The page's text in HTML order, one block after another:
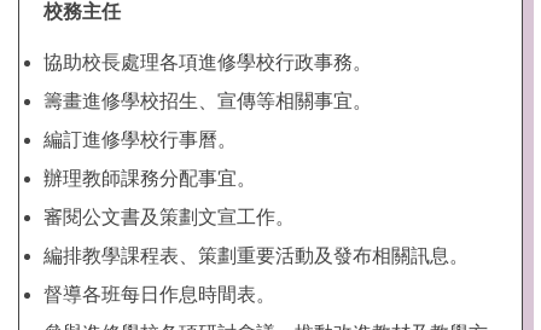
校務主任
協助校長處理各項進修學校行政事務。
籌畫進修學校招生、宣傳等相關事宜。
編訂進修學校行事曆。
辦理教師課務分配事宜。
審閱公文書及策劃文宣工作。
編排教學課程表、策劃重要活動及發布相關訊息。
督導各班每日作息時間表。